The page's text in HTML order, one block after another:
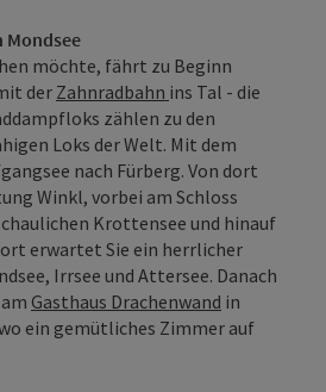
Mondsee
möchte, fährt zu Beginn
derZahnradbahn ins Tal - die
zählen zu den
Loks der Welt. Mit dem
nach Fürberg. Von dort
Winkl, vorbei am Schloss
Krottensee und hinauf
erwartet Sie ein herrlicher
Irrsee und Attersee. Danach
Gasthaus Drachenwand in
ein gemütliches Zimmer auf